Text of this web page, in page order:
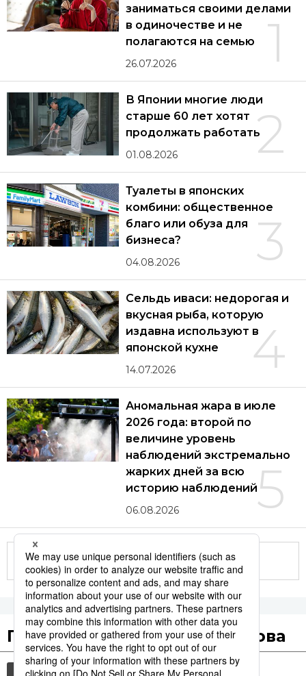
1
заниматься своими делами
в одиночестве и не
полагаются на семью
26.07.2026
2
В Японии многие люди
старше 60 лет хотят
продолжать работать
01.08.2026
3
Туалеты в японских
комбини: общественное
благо или обуза для
бизнеса?
04.08.2026
4
Сельдь иваси: недорогая и
вкусная рыба, которую
издавна используют в
японской кухне
14.07.2026
5
Аномальная жара в июле
2026 года: второй по
величине уровень
наблюдений экстремально
жарких дней за всю
историю наблюдений
06.08.2026
Другие статьи по теме
Популярные поисковые слова
общество жара лето